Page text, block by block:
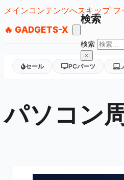
メインコンテンツへスキップ フ
🔥 GADGETS-X
検索
検索
×
セール
PCパーツ
パソコン